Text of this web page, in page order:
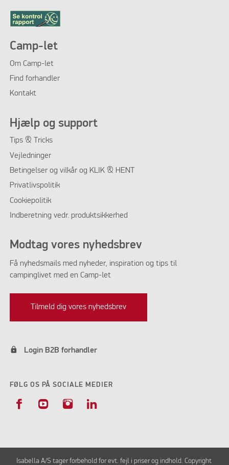
Camp-let
Om Camp-let
Find forhandler
Kontakt
Hjælp og support
Tips & Tricks
Vejledninger
Betingelser og vilkår og KLIK & HENT
Privatlivspolitik
Cookiepolitik
Indberetning vedr. produktsikkerhed
Modtag vores nyhedsbrev
Få nyhedsmails med nyheder, inspiration og tips til
campinglivet med en Camp-let
Tilmeld dig vores nyhedsbrev
lock Login B2B forhandler
FØLG OS PÅ SOCIALE MEDIER
Isabella A/S tager forbehold for evt. fejl i priser og indhold. Copyright